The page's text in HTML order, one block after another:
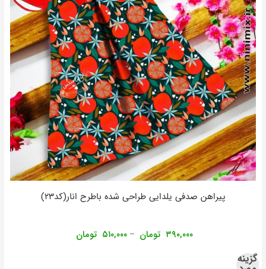
پیراهن صدفی یلدایی طراحی شده باطرح انار(کد۲۳)
۳۹۰,۰۰۰ تومان – ۵۱۰,۰۰۰ تومان
گزینه